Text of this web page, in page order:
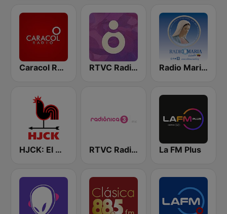
Caracol Radio RTVC Radiónica Radio Maria Colombia
HJCK: El mundo en Bogotá RTVC Radiónica 3 La FM Plus